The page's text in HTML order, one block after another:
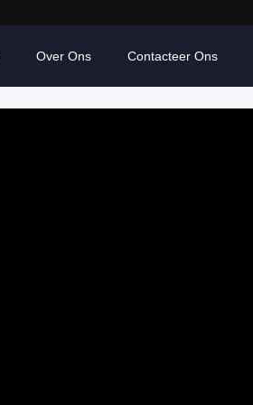
Over Ons Contacteer Ons